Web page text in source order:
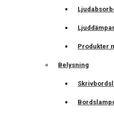
Produkter
Belysning